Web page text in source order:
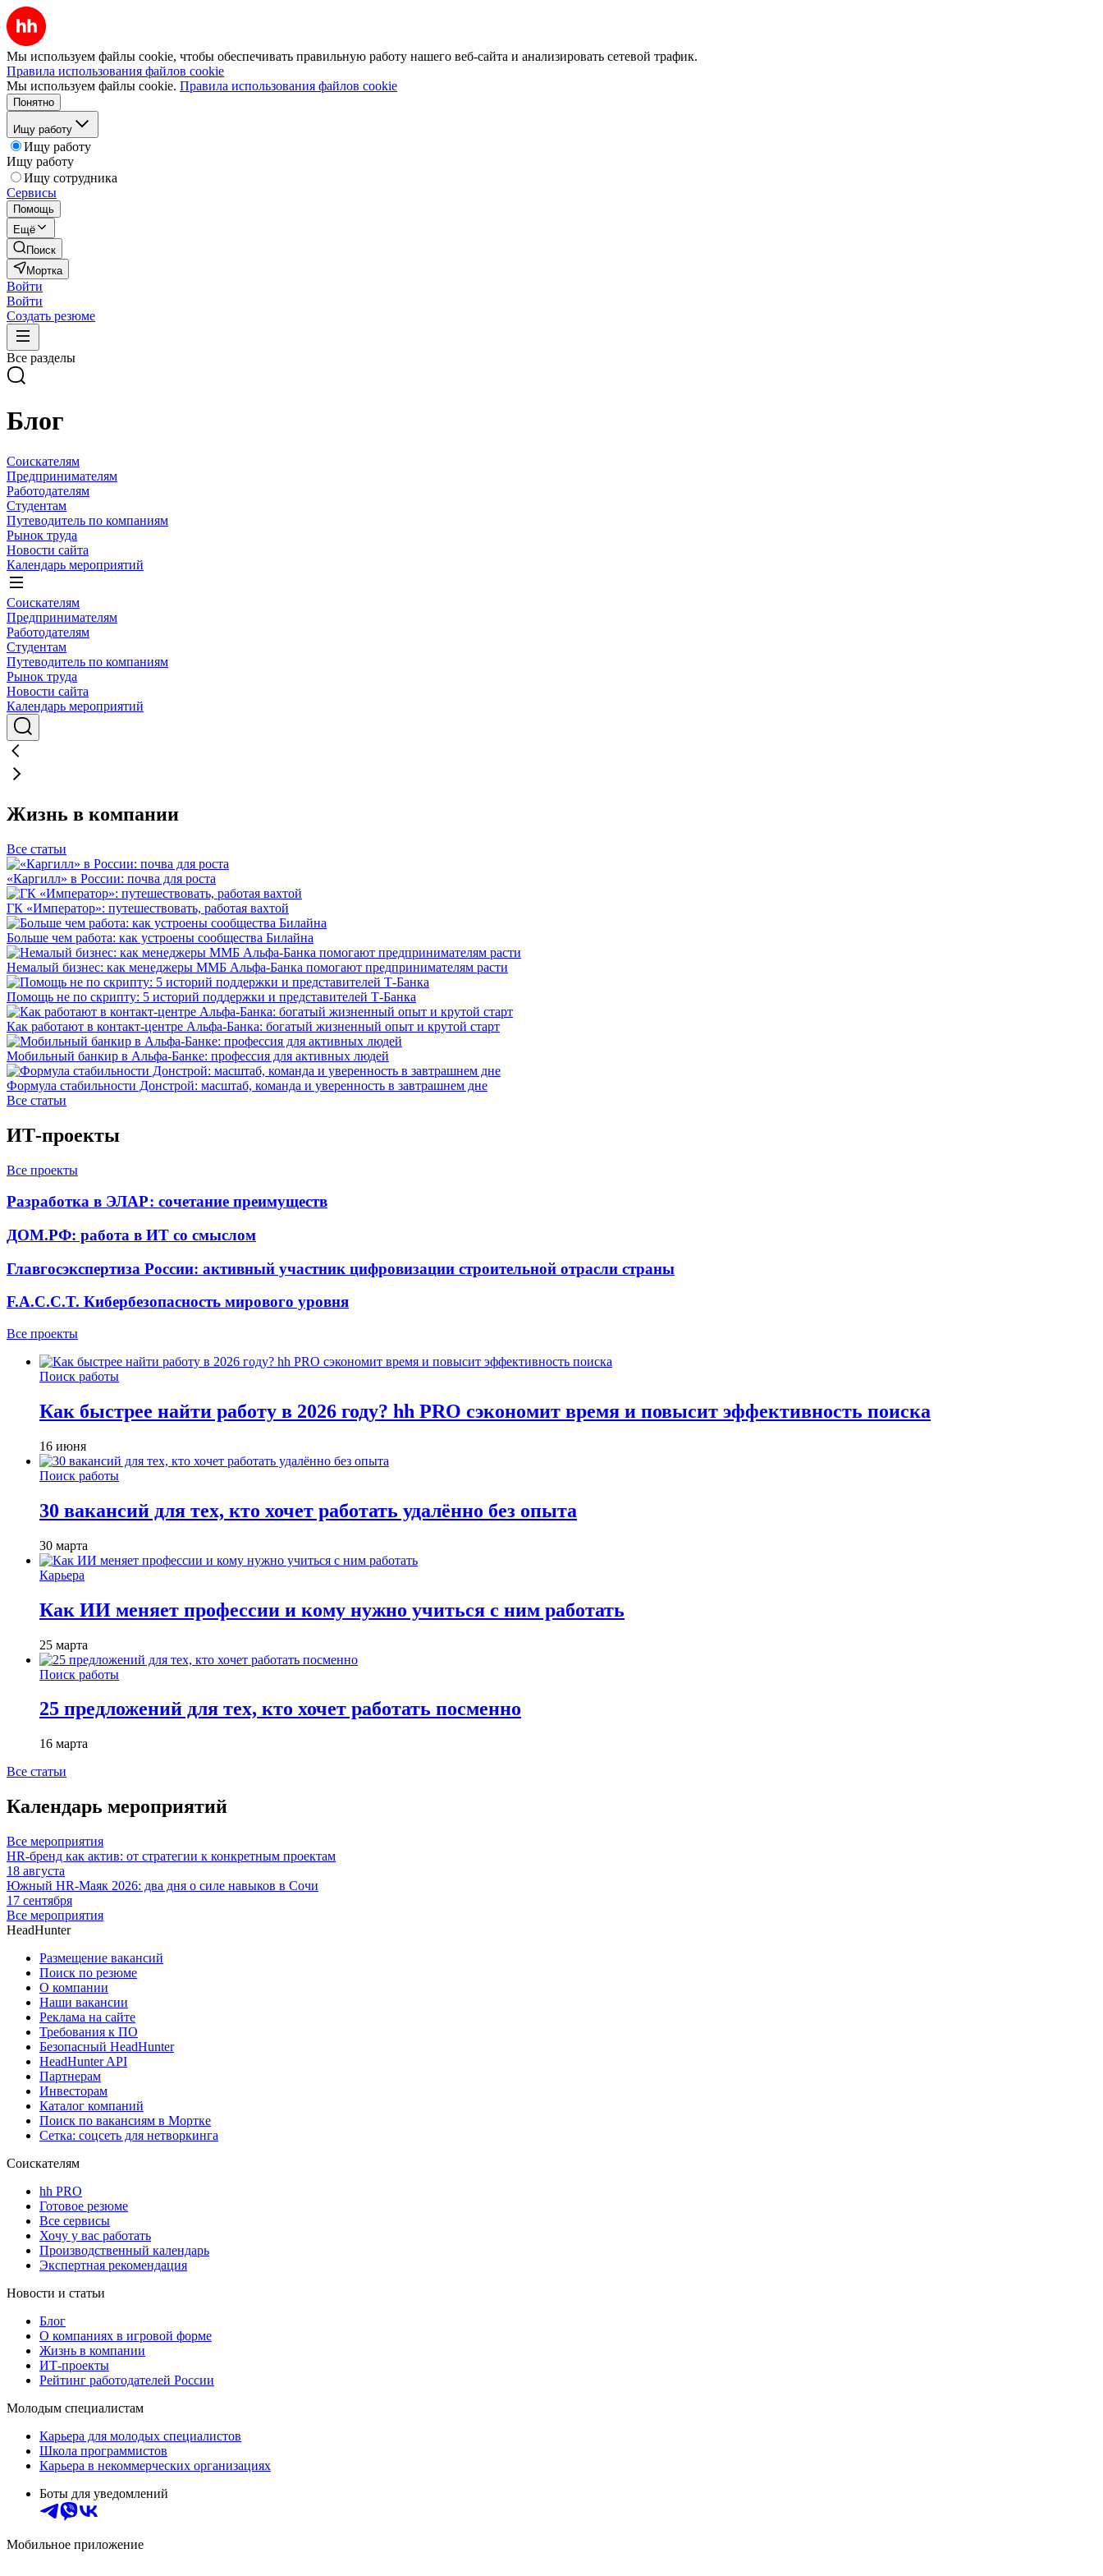
Мы используем файлы cookie, чтобы обеспечивать правильную работу нашего веб-сайта и анализировать сетевой трафик.
Правила использования файлов cookie
Мы используем файлы cookie. Правила использования файлов cookie
Понятно
Ищу работу
Ищу работу
Ищу работу
Ищу сотрудника
Сервисы
Помощь
Ещё
Поиск
Мортка
Войти
Войти
Создать резюме
Все разделы
Блог
Соискателям
Предпринимателям
Работодателям
Студентам
Путеводитель по компаниям
Рынок труда
Новости сайта
Календарь мероприятий
Соискателям
Предпринимателям
Работодателям
Студентам
Путеводитель по компаниям
Рынок труда
Новости сайта
Календарь мероприятий
Жизнь в компании
Все статьи
«Каргилл» в России: почва для роста
ГК «Император»: путешествовать, работая вахтой
Больше чем работа: как устроены сообщества Билайна
Немалый бизнес: как менеджеры ММБ Альфа-Банка помогают предпринимателям расти
Помощь не по скрипту: 5 историй поддержки и представителей Т-Банка
Как работают в контакт-центре Альфа-Банка: богатый жизненный опыт и крутой старт
Мобильный банкир в Альфа-Банке: профессия для активных людей
Формула стабильности Донстрой: масштаб, команда и уверенность в завтрашнем дне
Все статьи
ИТ-проекты
Все проекты
Разработка в ЭЛАР: сочетание преимуществ
ДОМ.РФ: работа в ИТ со смыслом
Главгосэкспертиза России: активный участник цифровизации строительной отрасли страны
F.A.C.C.T. Кибербезопасность мирового уровня
Все проекты
Поиск работы
Как быстрее найти работу в 2026 году? hh PRO сэкономит время и повысит эффективность поиска
16 июня
Поиск работы
30 вакансий для тех, кто хочет работать удалённо без опыта
30 марта
Карьера
Как ИИ меняет профессии и кому нужно учиться с ним работать
25 марта
Поиск работы
25 предложений для тех, кто хочет работать посменно
16 марта
Все статьи
Календарь мероприятий
Все мероприятия
HR-бренд как актив: от стратегии к конкретным проектам
18 августа
Южный HR-Маяк 2026: два дня о силе навыков в Сочи
17 сентября
Все мероприятия
HeadHunter
Размещение вакансий
Поиск по резюме
О компании
Наши вакансии
Реклама на сайте
Требования к ПО
Безопасный HeadHunter
HeadHunter API
Партнерам
Инвесторам
Каталог компаний
Поиск по вакансиям в Мортке
Сетка: соцсеть для нетворкинга
Соискателям
hh PRO
Готовое резюме
Все сервисы
Хочу у вас работать
Производственный календарь
Экспертная рекомендация
Новости и статьи
Блог
О компаниях в игровой форме
Жизнь в компании
ИТ-проекты
Рейтинг работодателей России
Молодым специалистам
Карьера для молодых специалистов
Школа программистов
Карьера в некоммерческих организациях
Боты для уведомлений
Мобильное приложение